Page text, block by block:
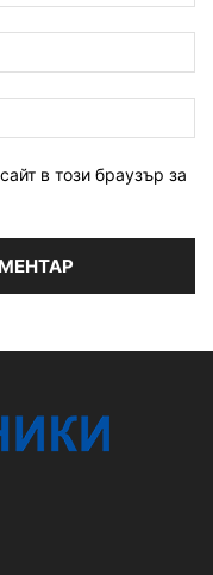
в този браузър за